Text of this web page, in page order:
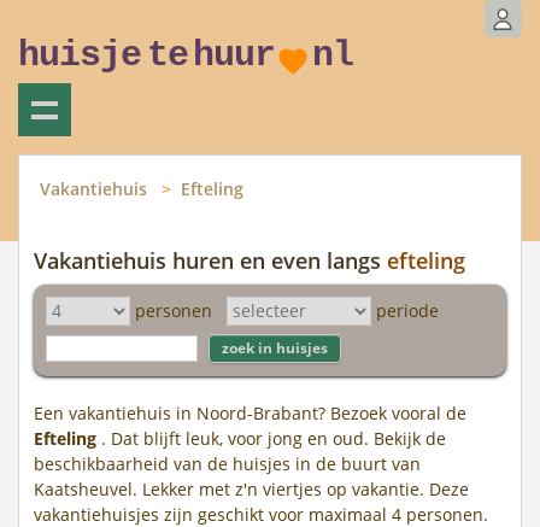
huisje tehuur nl
Vakantiehuis Efteling
Vakantiehuis huren en even langs efteling
personen periode
Een vakantiehuis in Noord-Brabant? Bezoek vooral de
Efteling . Dat blijft leuk, voor jong en oud. Bekijk de
beschikbaarheid van de huisjes in de buurt van
Kaatsheuvel. Lekker met z'n viertjes op vakantie. Deze
vakantiehuisjes zijn geschikt voor maximaal 4 personen.